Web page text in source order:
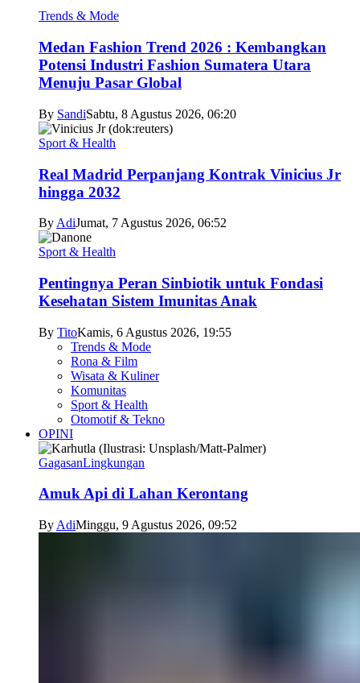
Trends & Mode
Medan Fashion Trend 2026 : Kembangkan
Potensi Industri Fashion Sumatera Utara
Menuju Pasar Global
By SandiSabtu, 8 Agustus 2026, 06:20
Sport & Health
Real Madrid Perpanjang Kontrak Vinicius Jr
hingga 2032
By AdiJumat, 7 Agustus 2026, 06:52
Sport & Health
Pentingnya Peran Sinbiotik untuk Fondasi
Kesehatan Sistem Imunitas Anak
By TitoKamis, 6 Agustus 2026, 19:55
Trends & Mode
Rona & Film
Wisata & Kuliner
Komunitas
Sport & Health
Otomotif & Tekno
OPINI
GagasanLingkungan
Amuk Api di Lahan Kerontang
By AdiMinggu, 9 Agustus 2026, 09:52